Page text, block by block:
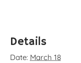
Details
Date: March 18